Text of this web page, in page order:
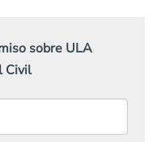
sobre ULA
Civil